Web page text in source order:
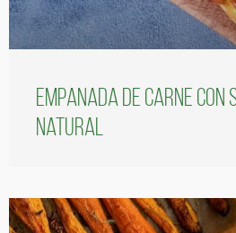
Empanada de carne
natural